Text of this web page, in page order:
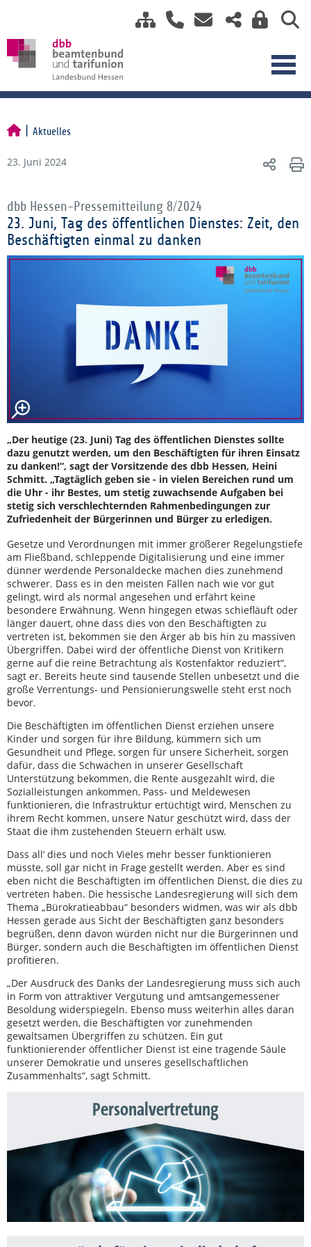
Aktuelles
23. Juni 2024
dbb Hessen-Pressemitteilung 8/2024
23. Juni, Tag des öffentlichen Dienstes: Zeit, den
Beschäftigten einmal zu danken
„Der heutige (23. Juni) Tag des öffentlichen Dienstes sollte
dazu genutzt werden, um den Beschäftigten für ihren Einsatz
zu danken!“, sagt der Vorsitzende des dbb Hessen, Heini
Schmitt. „Tagtäglich geben sie - in vielen Bereichen rund um
die Uhr - ihr Bestes, um stetig zuwachsende Aufgaben bei
stetig sich verschlechternden Rahmenbedingungen zur
Zufriedenheit der Bürgerinnen und Bürger zu erledigen.
Gesetze und Verordnungen mit immer größerer Regelungstiefe
am Fließband, schleppende Digitalisierung und eine immer
dünner werdende Personaldecke machen dies zunehmend
schwerer. Dass es in den meisten Fällen nach wie vor gut
gelingt, wird als normal angesehen und erfährt keine
besondere Erwähnung. Wenn hingegen etwas schiefläuft oder
länger dauert, ohne dass dies von den Beschäftigten zu
vertreten ist, bekommen sie den Ärger ab bis hin zu massiven
Übergriffen. Dabei wird der öffentliche Dienst von Kritikern
gerne auf die reine Betrachtung als Kostenfaktor reduziert“,
sagt er. Bereits heute sind tausende Stellen unbesetzt und die
große Verrentungs- und Pensionierungswelle steht erst noch
bevor.
Die Beschäftigten im öffentlichen Dienst erziehen unsere
Kinder und sorgen für ihre Bildung, kümmern sich um
Gesundheit und Pflege, sorgen für unsere Sicherheit, sorgen
dafür, dass die Schwachen in unserer Gesellschaft
Unterstützung bekommen, die Rente ausgezahlt wird, die
Sozialleistungen ankommen, Pass- und Meldewesen
funktionieren, die Infrastruktur ertüchtigt wird, Menschen zu
ihrem Recht kommen, unsere Natur geschützt wird, dass der
Staat die ihm zustehenden Steuern erhält usw.
Dass all‘ dies und noch Vieles mehr besser funktionieren
müsste, soll gar nicht in Frage gestellt werden. Aber es sind
eben nicht die Beschäftigten im öffentlichen Dienst, die dies zu
vertreten haben. Die hessische Landesregierung will sich dem
Thema „Bürokratieabbau“ besonders widmen, was wir als dbb
Hessen gerade aus Sicht der Beschäftigten ganz besonders
begrüßen, denn davon würden nicht nur die Bürgerinnen und
Bürger, sondern auch die Beschäftigten im öffentlichen Dienst
profitieren.
„Der Ausdruck des Danks der Landesregierung muss sich auch
in Form von attraktiver Vergütung und amtsangemessener
Besoldung widerspiegeln. Ebenso muss weiterhin alles daran
gesetzt werden, die Beschäftigten vor zunehmenden
gewaltsamen Übergriffen zu schützen. Ein gut
funktionierender öffentlicher Dienst ist eine tragende Säule
unserer Demokratie und unseres gesellschaftlichen
Zusammenhalts“, sagt Schmitt.
Personalvertretung